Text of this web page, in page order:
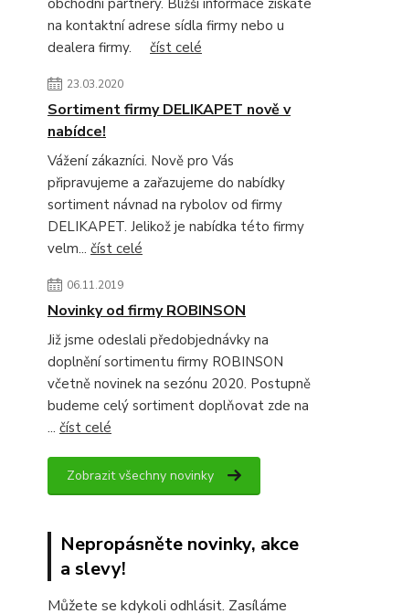
obchodní partnery. Bližší informace získáte
na kontaktní adrese sídla firmy nebo u
dealera firmy. číst celé
23.03.2020
Sortiment firmy DELIKAPET nově v
nabídce!
Vážení zákazníci. Nově pro Vás
připravujeme a zařazujeme do nabídky
sortiment návnad na rybolov od firmy
DELIKAPET. Jelikož je nabídka této firmy
velm... číst celé
06.11.2019
Novinky od firmy ROBINSON
Již jsme odeslali předobjednávky na
doplnění sortimentu firmy ROBINSON
včetně novinek na sezónu 2020. Postupně
budeme celý sortiment doplňovat zde na
... číst celé
Zobrazit všechny novinky
Nepropásněte novinky, akce
a slevy!
Můžete se kdykoli odhlásit. Zasíláme